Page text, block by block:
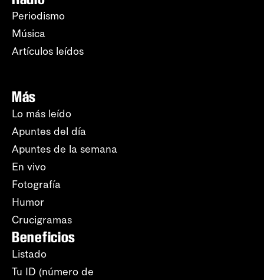
Periodismo
Música
Artículos leídos
Más
Lo más leído
Apuntes del día
Apuntes de la semana
En vivo
Fotografía
Humor
Crucigramas
Beneficios
Listado
Tu ID (número de